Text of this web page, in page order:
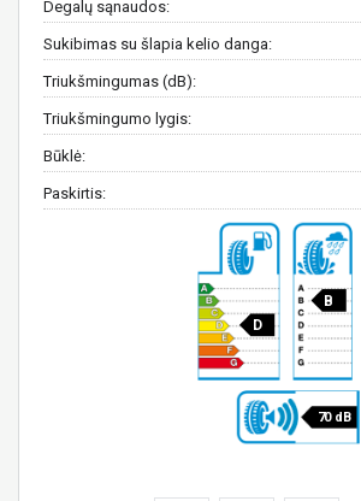
Degalų sąnaudos:
Sukibimas su šlapia kelio danga:
Triukšmingumas (dB):
Triukšmingumo lygis:
Būklė:
Paskirtis:
D
B
70 dB